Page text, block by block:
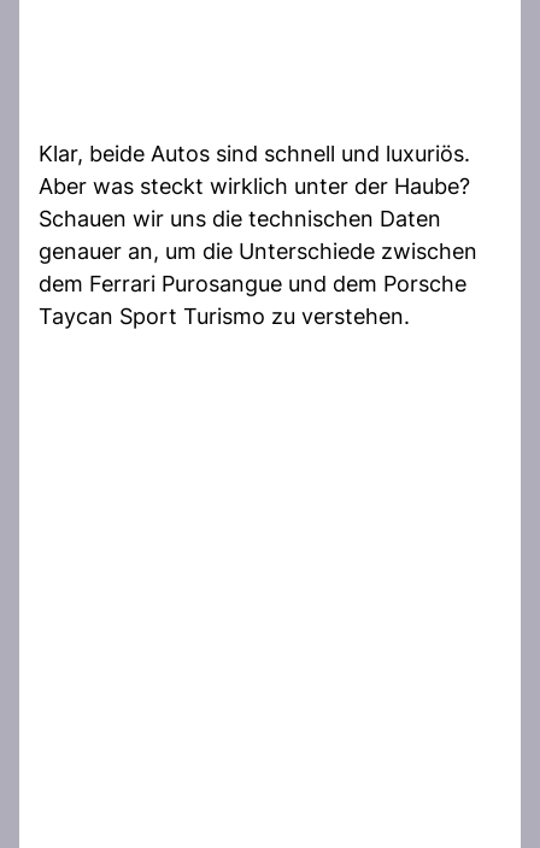
Klar, beide Autos sind schnell und luxuriös.
Aber was steckt wirklich unter der Haube?
Schauen wir uns die technischen Daten
genauer an, um die Unterschiede zwischen
dem Ferrari Purosangue und dem Porsche
Taycan Sport Turismo zu verstehen.